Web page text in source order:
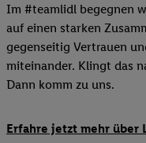
Im #teamlidl begegnen
auf einen starken
gegenseitig Vertrauen
miteinander. Klingt das
Dann komm zu uns.​
Erfahre jetzt mehr über